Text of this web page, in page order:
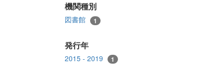
機関種別
図書館 1
発行年
2015 - 2019 1